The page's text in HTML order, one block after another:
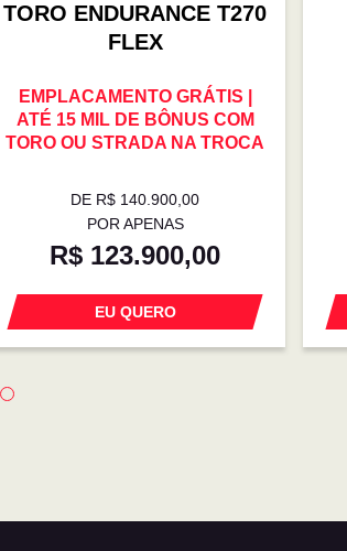
TORO ENDURANCE T270
FLEX
EMPLACAMENTO GRÁTIS |
ATÉ 15 MIL DE BÔNUS COM
TORO OU STRADA NA TROCA
DE R$ 140.900,00
POR APENAS
R$ 123.900,00
EU QUERO